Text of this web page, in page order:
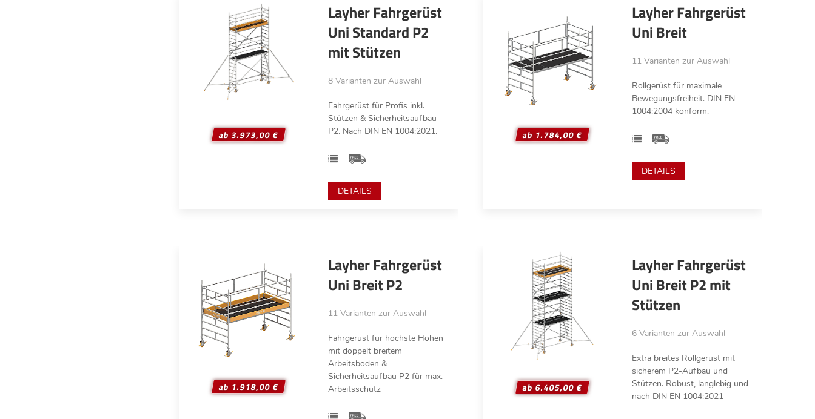
ab 3.973,00 €
Layher Fahrgerüst
Uni Standard P2
mit Stützen
8 Varianten zur Auswahl
Fahrgerüst für Profis inkl.
Stützen & Sicherheitsaufbau
P2. Nach DIN EN 1004:2021.
DETAILS
ab 1.784,00 €
Layher Fahrgerüst
Uni Breit
11 Varianten zur Auswahl
Rollgerüst für maximale
Bewegungsfreiheit. DIN EN
1004:2004 konform.
DETAILS
ab 1.918,00 €
Layher Fahrgerüst
Uni Breit P2
11 Varianten zur Auswahl
Fahrgerüst für höchste Höhen
mit doppelt breitem
Arbeitsboden &
Sicherheitsaufbau P2 für max.
Arbeitsschutz
ab 6.405,00 €
Layher Fahrgerüst
Uni Breit P2 mit
Stützen
6 Varianten zur Auswahl
Extra breites Rollgerüst mit
sicherem P2-Aufbau und
Stützen. Robust, langlebig und
nach DIN EN 1004:2021